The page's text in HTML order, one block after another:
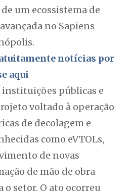
um ecossistema de
no Sapiens
notícias por
aqui
públicas e
voltado à operação
de decolagem e
como eVTOLs,
de novas
de mão de obra
o setor. O ato ocorreu